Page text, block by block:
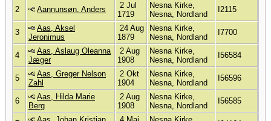
2 Aannunsøn, Anders
2 Jul
1719
Nesna Kirke,
Nesna, Nordland
I2115
3
Aas, Aksel
Jeronimus
24 Aug
1879
Nesna Kirke,
Nesna, Nordland
I7700
4
Aas, Aslaug Oleanna
Jæger
2 Aug
1908
Nesna Kirke,
Nesna, Nordland
I56584
5
Aas, Greger Nelson
Zahl
2 Okt
1904
Nesna Kirke,
Nesna, Nordland
I56596
6
Aas, Hilda Marie
Berg
2 Aug
1908
Nesna Kirke,
Nesna, Nordland
I56585